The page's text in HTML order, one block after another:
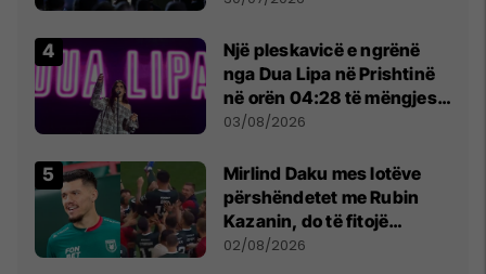
Një pleskavicë e ngrënë
nga Dua Lipa në Prishtinë
në orën 04:28 të mëngjesit
- dhe bota digjitale serbe
03/08/2026
Mirlind Daku mes lotëve
përshëndetet me Rubin
Kazanin, do të fitojë
miliona te Spartak Moska
02/08/2026